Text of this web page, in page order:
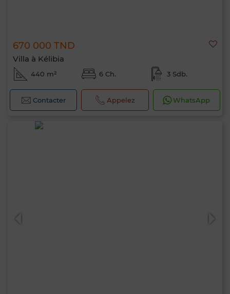
670 000 TND
Villa à Kélibia
440 m² 6 Ch. 3 Sdb.
Contacter Appelez WhatsApp